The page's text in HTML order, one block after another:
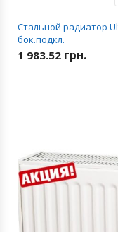
Стальной радиатор
бок.подкл.
1 983.52 грн.